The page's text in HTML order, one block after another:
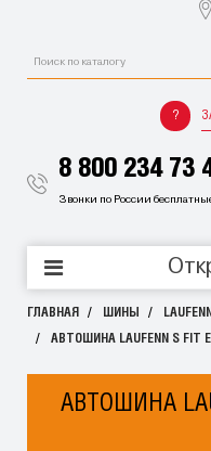
8 800 234 73
Звонки по России
ГЛАВНАЯ ШИНЫ LAUFENN
АВТОШИНА LAUFENN S FIT
АВТОШИНА